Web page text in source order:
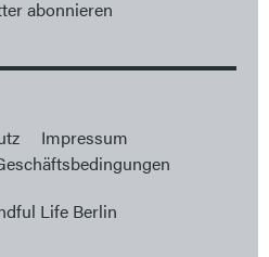
abonnieren
Impressum
Life Berlin